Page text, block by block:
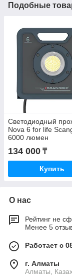
Подобные
Светодиодный
Nova 6 for life
6000 люмен
134 000 ₸
Купить
О нас
Рейтинг не
Менее 5
Работает с
г. Алматы
Алматы,